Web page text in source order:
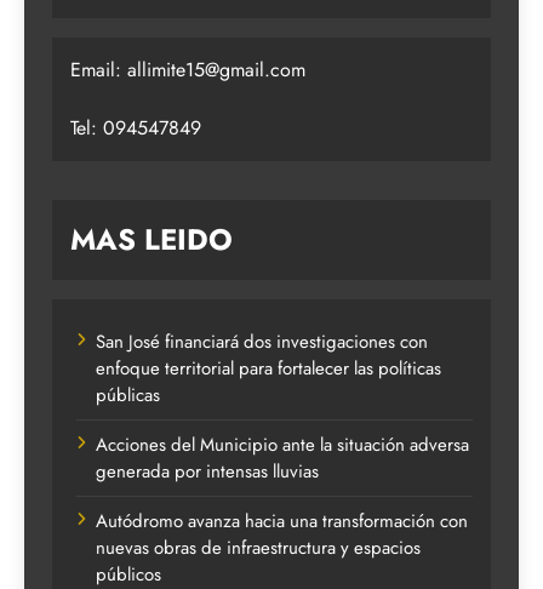
Email: allimite15@gmail.com
Tel: 094547849
MAS LEIDO
San José financiará dos investigaciones con
enfoque territorial para fortalecer las políticas
públicas
Acciones del Municipio ante la situación adversa
generada por intensas lluvias
Autódromo avanza hacia una transformación con
nuevas obras de infraestructura y espacios
públicos